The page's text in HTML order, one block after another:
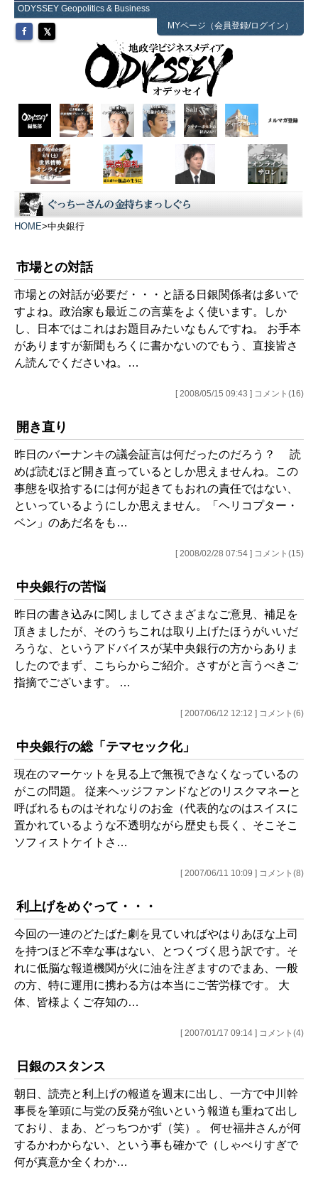
ODYSSEY Geopolitics & Business
MYページ（会員登録/ログイン）
HOME>中央銀行
市場との対話
市場との対話が必要だ・・・と語る日銀関係者は多いで
すよね。政治家も最近この言葉をよく使います。しか
し、日本ではこれはお題目みたいなもんですね。 お手本
がありますが新聞もろくに書かないのでもう、直接皆さ
ん読んでくださいね。…
[ 2008/05/15 09:43 ] コメント(16)
開き直り
昨日のバーナンキの議会証言は何だったのだろう？ 読
めば読むほど開き直っているとしか思えませんね。この
事態を収拾するには何が起きてもおれの責任ではない、
といっているようにしか思えません。「ヘリコプター・
ベン」のあだ名をも…
[ 2008/02/28 07:54 ] コメント(15)
中央銀行の苦悩
昨日の書き込みに関しましてさまざまなご意見、補足を
頂きましたが、そのうちこれは取り上げたほうがいいだ
ろうな、というアドバイスが某中央銀行の方からありま
したのでまず、こちらからご紹介。さすがと言うべきご
指摘でございます。 …
[ 2007/06/12 12:12 ] コメント(6)
中央銀行の総「テマセック化」
現在のマーケットを見る上で無視できなくなっているの
がこの問題。 従来ヘッジファンドなどのリスクマネーと
呼ばれるものはそれなりのお金（代表的なのはスイスに
置かれているような不透明ながら歴史も長く、そこそこ
ソフィストケイトさ…
[ 2007/06/11 10:09 ] コメント(8)
利上げをめぐって・・・
今回の一連のどたばた劇を見ていればやはりあほな上司
を持つほど不幸な事はない、とつくづく思う訳です。そ
れに低脳な報道機関が火に油を注ぎますのでまあ、一般
の方、特に運用に携わる方は本当にご苦労様です。 大
体、皆様よくご存知の…
[ 2007/01/17 09:14 ] コメント(4)
日銀のスタンス
朝日、読売と利上げの報道を週末に出し、一方で中川幹
事長を筆頭に与党の反発が強いという報道も重ねて出し
ており、まあ、どっちつかず（笑）。 何せ福井さんが何
するかわからない、という事も確かで（しゃべりすぎで
何が真意か全くわか…